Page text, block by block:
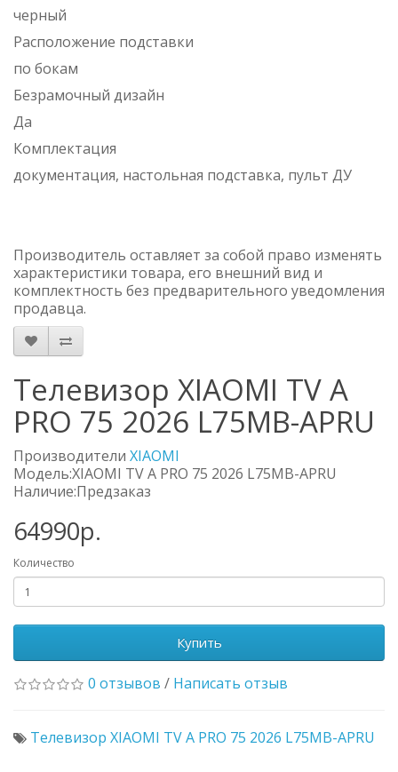
черный
Расположение подставки
по бокам
Безрамочный дизайн
Да
Комплектация
документация, настольная подставка, пульт ДУ
Производитель оставляет за собой право изменять
характеристики товара, его внешний вид и
комплектность без предварительного уведомления
продавца.
Телевизор XIAOMI TV A
PRO 75 2026 L75MB-APRU
Производители XIAOMI
Модель:XIAOMI TV A PRO 75 2026 L75MB-APRU
Наличие:Предзаказ
64990р.
Количество
Купить
0 отзывов / Написать отзыв
Телевизор XIAOMI TV A PRO 75 2026 L75MB-APRU